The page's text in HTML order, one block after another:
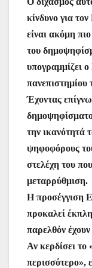
κίνδυνο για
είναι ακόμη
του
υπογραμμίζει
πανεπιστημίου
Έχοντας
την ικανότητά
ψηφοφόρους
στελέχη του
μεταρρύθμιση.
Η προσέγγιση
προκαλεί
παρελθόν
Αν κερδίσει το
περισσότερο»,